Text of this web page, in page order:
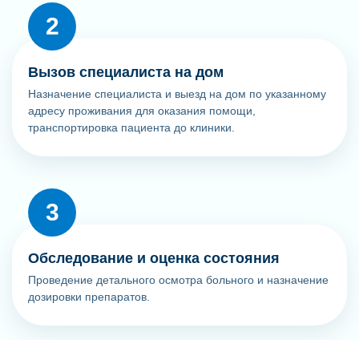
Вызов специалиста на дом
Назначение специалиста и выезд на дом по указанному
адресу проживания для оказания помощи,
транспортировка пациента до клиники.
Обследование и оценка состояния
Проведение детального осмотра больного и назначение
дозировки препаратов.